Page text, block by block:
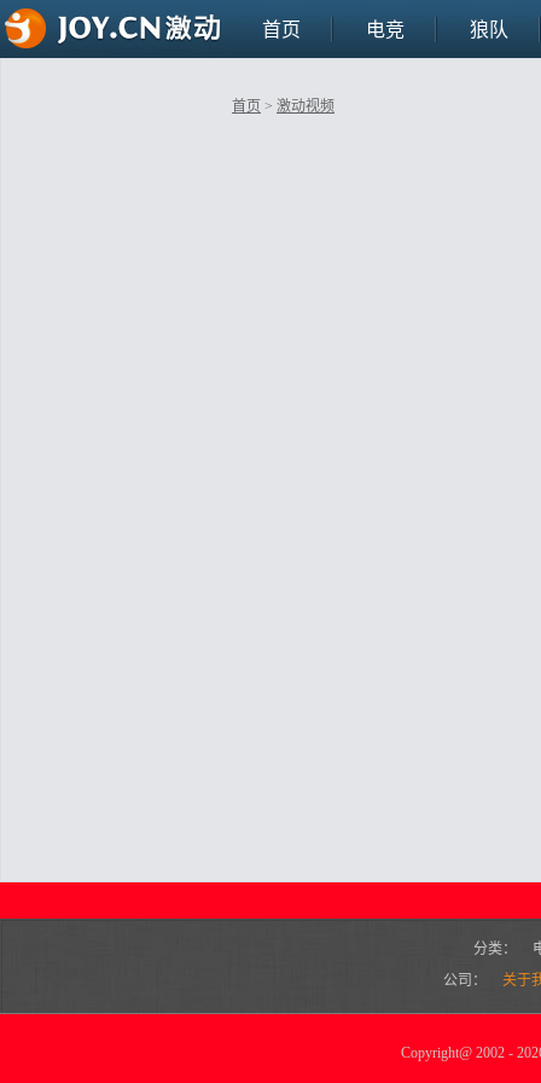
首页 电竞 狼队
首页 > 激动视频
分类：
公司：
关于
Copyright@2002 -